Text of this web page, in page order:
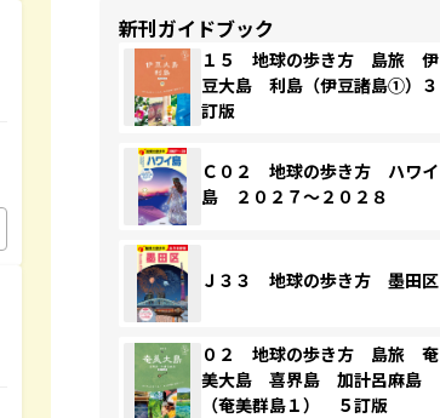
新刊ガイドブック
１５ 地球の歩き方 島旅 伊
豆大島 利島（伊豆諸島①）３
訂版
Ｃ０２ 地球の歩き方 ハワイ
島 ２０２７～２０２８
Ｊ３３ 地球の歩き方 墨田区
０２ 地球の歩き方 島旅 奄
美大島 喜界島 加計呂麻島
（奄美群島１） ５訂版